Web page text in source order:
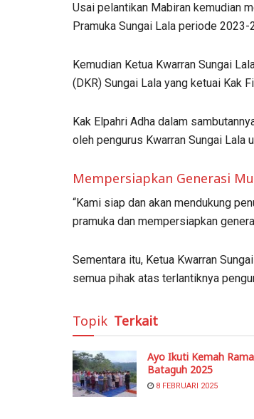
Usai pelantikan Mabiran kemudian
Pramuka Sungai Lala periode
Kemudian Ketua Kwarran Sungai
(DKR) Sungai Lala yang ketuai Kak
Kak Elpahri Adha dalam
oleh pengurus Kwarran Sungai Lala
Mempersiapkan Generasi
“Kami siap dan akan mendukung
pramuka dan mempersiapkan
Sementara itu, Ketua Kwarran
semua pihak atas terlantiknya
Topik Terkait
Ayo Ikuti Kemah
Bataguh 2025
8 FEBRUARI 2025